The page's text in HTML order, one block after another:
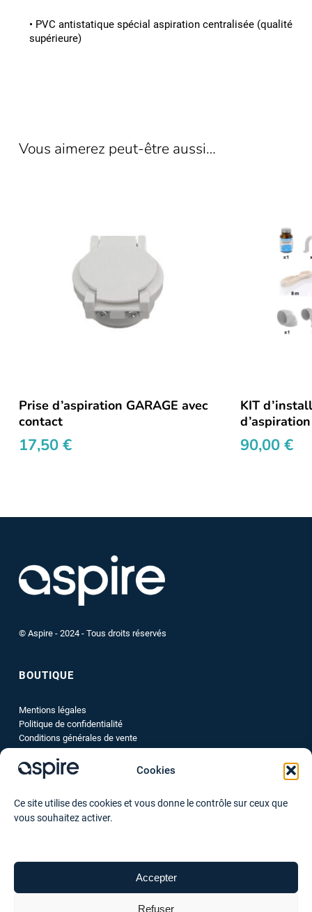
Cookies
Ce site utilise des cookies et vous donne le contrôle sur ceux que
vous souhaitez activer.
Accepter
Refuser
• PVC antistatique spécial aspiration centralisée (qualité
supérieure)
Vous aimerez peut-être aussi…
Ajouter au panier
Prise d’aspiration GARAGE avec
contact
17,50 €
KIT
90,00€
© Aspire - 2024 - Tous droits réservés
BOUTIQUE
Mentions légales
Politique de confidentialité
Conditions générales de vente
NOUS SUIVRE
LinkedIn
Instagram
Facebook
CONTACT